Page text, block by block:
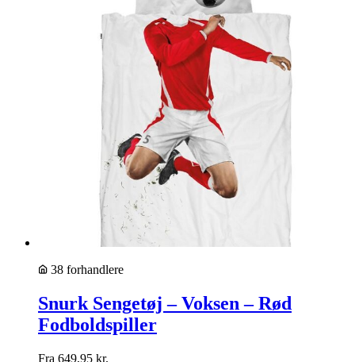
38 forhandlere
Snurk Sengetøj – Voksen – Rød
Fodboldspiller
Fra 649,95 kr.